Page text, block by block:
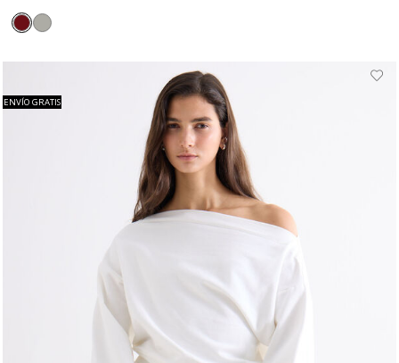
ENVÍO GRATIS